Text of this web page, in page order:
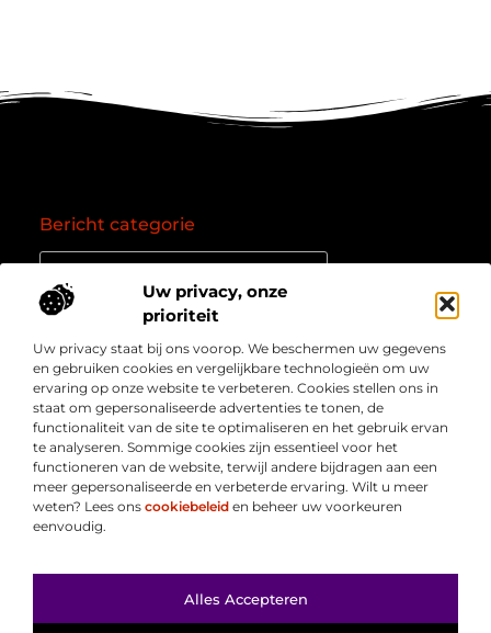
Uw privacy, onze
prioriteit
Uw privacy staat bij ons voorop. We beschermen uw gegevens
en gebruiken cookies en vergelijkbare technologieën om uw
ervaring op onze website te verbeteren. Cookies stellen ons in
staat om gepersonaliseerde advertenties te tonen, de
functionaliteit van de site te optimaliseren en het gebruik ervan
te analyseren. Sommige cookies zijn essentieel voor het
functioneren van de website, terwijl andere bijdragen aan een
meer gepersonaliseerde en verbeterde ervaring. Wilt u meer
weten? Lees ons cookiebeleid en beheer uw voorkeuren
eenvoudig.
Alles Accepteren
Over
Bedrijf
” Jouw bron voor kennis, inzichten en inspiratie “
Laat je meenemen in diepgaande content, slimme tips
en waardevolle inzichten die je blik verruimen. Welkom
bij Webmasterpoint.nl – dé plek voor informatie die
inspireert en bijdraagt aan jouw online succes.
Onze informatie
Bericht categorie